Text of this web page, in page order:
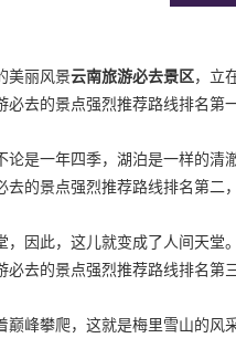
美丽风景云南旅游必去景区，立
必去的景点强烈推荐路线排名第
是一年四季，湖泊是一样的
的景点强烈推荐路线排名第二
因此，这儿就变成了人间天堂
去的景点强烈推荐路线排名第
峰攀爬，这就是梅里雪山的